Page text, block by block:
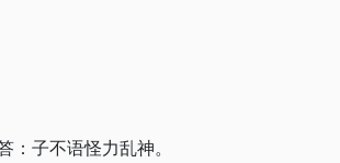
子不语怪力乱神。